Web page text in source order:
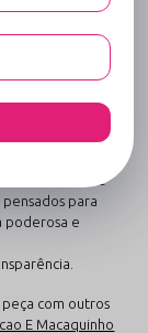
e
sofisticação.
Detalhe de
de à praticidade
uma
ergonomia e
para
poderosa e
com outros
E Macaquinho